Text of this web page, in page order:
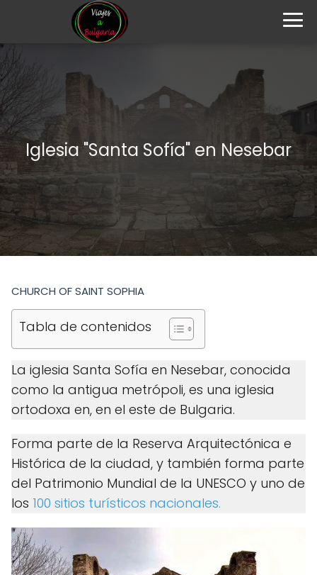
Iglesia "Santa Sofía" en Nesebar
CHURCH OF SAINT SOPHIA
Tabla de contenidos
La iglesia Santa Sofía en Nesebar, conocida
como la antigua metrópoli, es una iglesia
ortodoxa en, en el este de Bulgaria.
Forma parte de la Reserva Arquitectónica e
Histórica de la ciudad, y también forma parte
del Patrimonio Mundial de la UNESCO y uno de
los 100 sitios turísticos nacionales.